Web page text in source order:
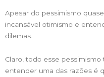
Apesar do pessimismo
incansável otimismo e
dilemas.
Claro, todo esse
entender uma das razões é